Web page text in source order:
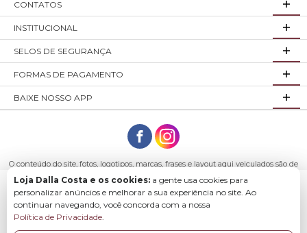
CONTATOS
INSTITUCIONAL
SELOS DE SEGURANÇA
FORMAS DE PAGAMENTO
BAIXE NOSSO APP
O conteúdo do site, fotos, logotipos, marcas, frases e layout aqui veiculados são de
propriedade exclusiva da empresa Loja Dalla Costa ou de seus parceiros.
Todos os direitos reservados. Móveis Dalla Costa LTDA - CNPJ: 03.029.980/0001-43
Endereço: R. Arlindo Franklin Barbosa, 3250 - São Roque Bento Gonçalves - RS,
95708-200
Loja Dalla Costa e os cookies: a gente usa cookies para
personalizar anúncios e melhorar a sua experiência no site. Ao
continuar navegando, você concorda com a nossa
Política de Privacidade.
Baixe o app para comprar com mais facilidade e
rapidez.